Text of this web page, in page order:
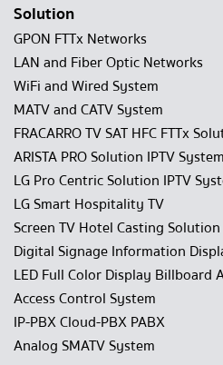
Solution
GPON FTTx Networks
LAN and Fiber Optic Networks
WiFi and Wired System
MATV and CATV System
FRACARRO TV SAT HFC FTTx
ARISTA PRO Solution IPTV System
LG Pro Centric Solution IPTV
LG Smart Hospitality TV
Screen TV Hotel Casting Solution
Digital Signage Information
LED Full Color Display Billboard
Access Control System
IP-PBX Cloud-PBX PABX
Analog SMATV System